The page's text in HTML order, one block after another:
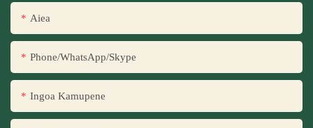
Aiea
Phone/WhatsApp/Skype
Ingoa Kamupene